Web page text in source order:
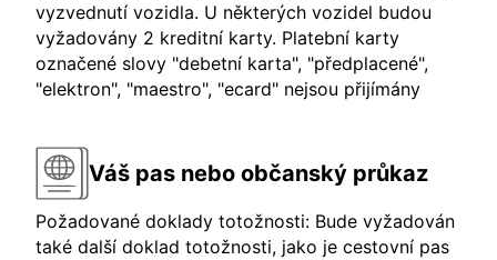
vyzvednutí vozidla. U některých vozidel budou
vyžadovány 2 kreditní karty. Platební karty
označené slovy "debetní karta", "předplacené",
"elektron", "maestro", "ecard" nejsou přijímány
Váš pas nebo občanský průkaz
Požadované doklady totožnosti: Bude vyžadován
také další doklad totožnosti, jako je cestovní pas